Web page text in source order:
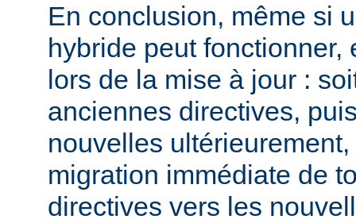
En conclusion, même si
hybride peut fonctionner,
lors de la mise à jour :
anciennes directives,
nouvelles
migration immédiate de
directives vers les